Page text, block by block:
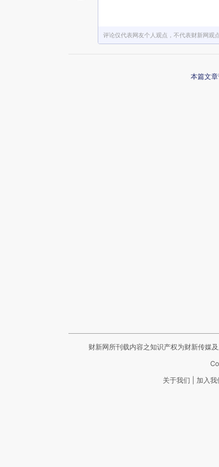
评论仅代表网友个人观点，不代表财新网观
本篇文
财新网所刊载内容之知识产权为财新传媒
关于我们 加入我